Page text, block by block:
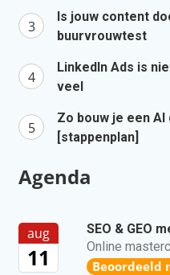
Is jouw content
buurvrouwtest
LinkedIn Ads is
veel
Zo bouw je een
[stappenplan]
Agenda
aug
11
SEO & GEO
Online
Beoordeeld